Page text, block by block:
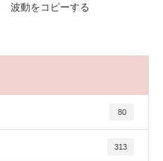
波動をコピーする
80
313